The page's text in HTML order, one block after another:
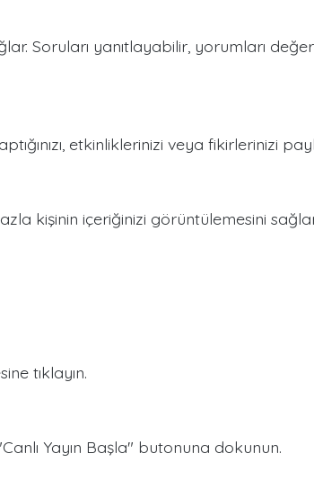
Soruları yanıtlayabilir, yorumları
etkinliklerinizi veya fikirlerinizi
kişinin içeriğinizi görüntülemesini
tıklayın.
Yayın Başla" butonuna dokunun.